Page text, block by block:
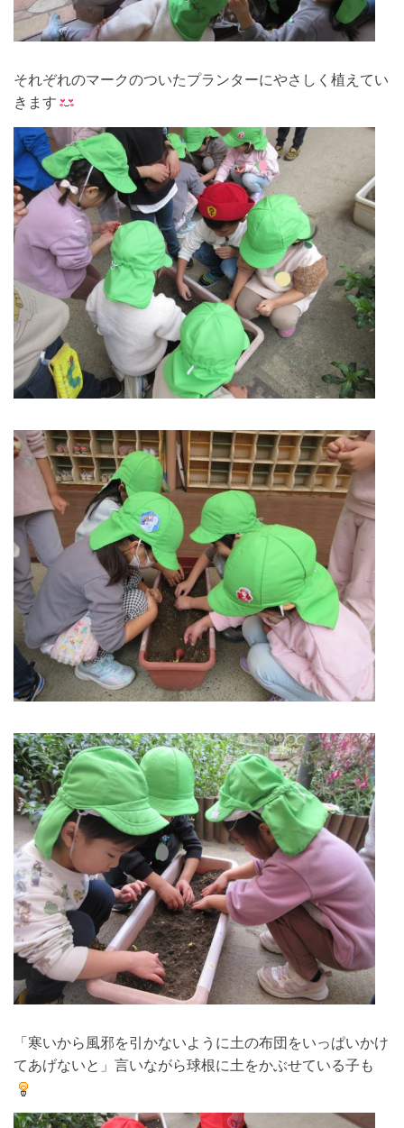
それぞれのマークのついたプランターにやさしく植えてい
きます
「寒いから風邪を引かないように土の布団をいっぱいかけ
てあげないと」言いながら球根に土をかぶせている子も